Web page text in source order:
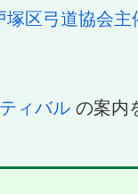
塚区弓道協会
ィバル の案内